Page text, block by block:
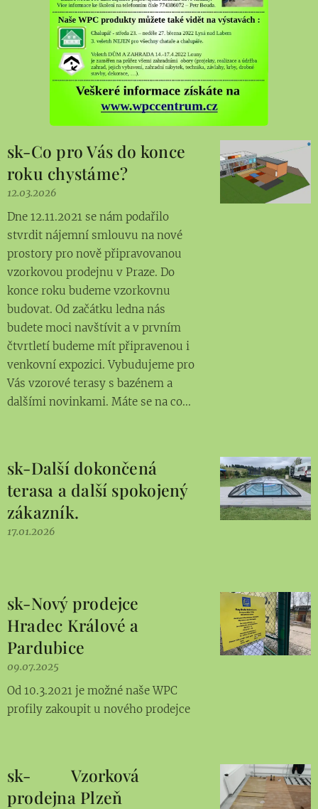
sk-Co pro Vás do konce
roku chystáme?
12.03.2026
Dne 12.11.2021 se nám podařilo
stvrdit nájemní smlouvu na nové
prostory pro nově připravovanou
vzorkovou prodejnu v Praze. Do
konce roku budeme vzorkovnu
budovat. Od začátku ledna nás
budete moci navštívit a v prvním
čtvrtletí budeme mít připravenou i
venkovní expozici. Vybudujeme pro
Vás vzorové terasy s bazénem a
dalšími novinkami. Máte se na co...
sk-Další dokončená
terasa a další spokojený
zákazník.
17.01.2026
sk-Nový prodejce
Hradec Králové a
Pardubice
09.07.2025
Od 10.3.2021 je možné naše WPC
profily zakoupit u nového prodejce
sk- Vzorková
prodejna Plzeň